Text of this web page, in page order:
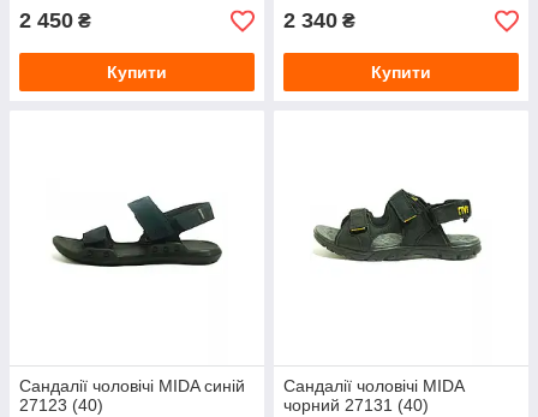
2 450 ₴
Купити
2 340 ₴
Купити
Сандалії чоловічі MIDA синій
27123 (40)
Сандалії чоловічі MIDA
чорний 27131 (40)